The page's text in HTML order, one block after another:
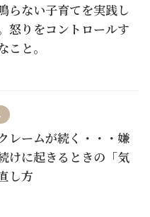
らない子育てを実践し
怒りをコントロールす
こと。
レームが続く・・・嫌
けに起きるときの「気
し方